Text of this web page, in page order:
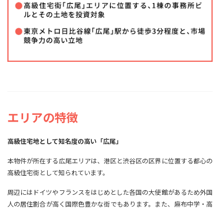
エリアの特徴
高級住宅地として知名度の高い「広尾」
本物件が所在する広尾エリアは、港区と渋谷区の区界に位置する都心の
高級住宅街として知られています。
周辺にはドイツやフランスをはじめとした各国の大使館があるため外国
人の居住割合が高く国際色豊かな街でもあります。また、麻布中学・高